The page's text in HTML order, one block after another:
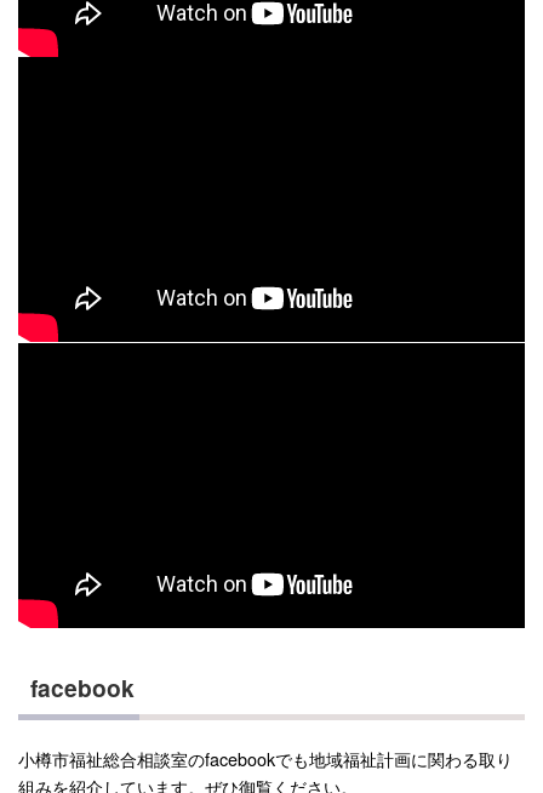
facebook
小樽市福祉総合相談室のfacebookでも地域福祉計画に関わる取り
組みを紹介しています。ぜひ御覧ください。